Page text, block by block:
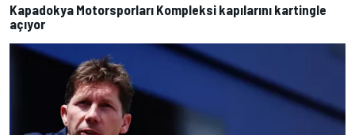
Kapadokya Motorsporları Kompleksi kapılarını kartingle
açıyor